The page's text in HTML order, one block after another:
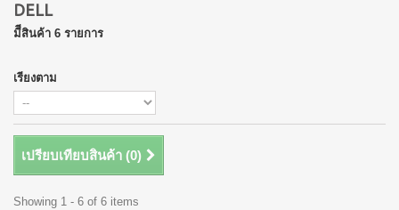
DELL
มีีสินค้า 6 รายการ
เรียงตาม
เปรียบเทียบสินค้า (0)
Showing 1 - 6 of 6 items